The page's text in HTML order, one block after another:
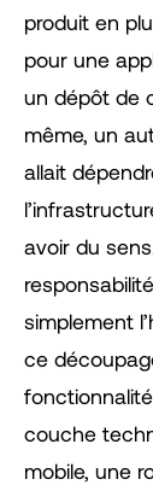
produit en
pour une
un dépôt de
même, un
allait
avoir du
simplement
ce
couche
mobile, une